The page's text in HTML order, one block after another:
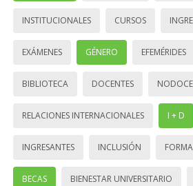
INSTITUCIONALES CURSOS
EXÁMENES GÉNERO EFEMÉRIDES
BIBLIOTECA DOCENTES
RELACIONES INTERNACIONALES I + D
INGRESANTES INCLUSIÓN
BECAS BIENESTAR UNIVERSITARIO